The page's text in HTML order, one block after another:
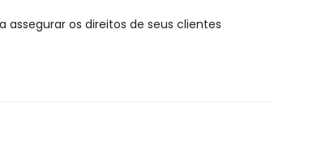
os direitos de seus clientes